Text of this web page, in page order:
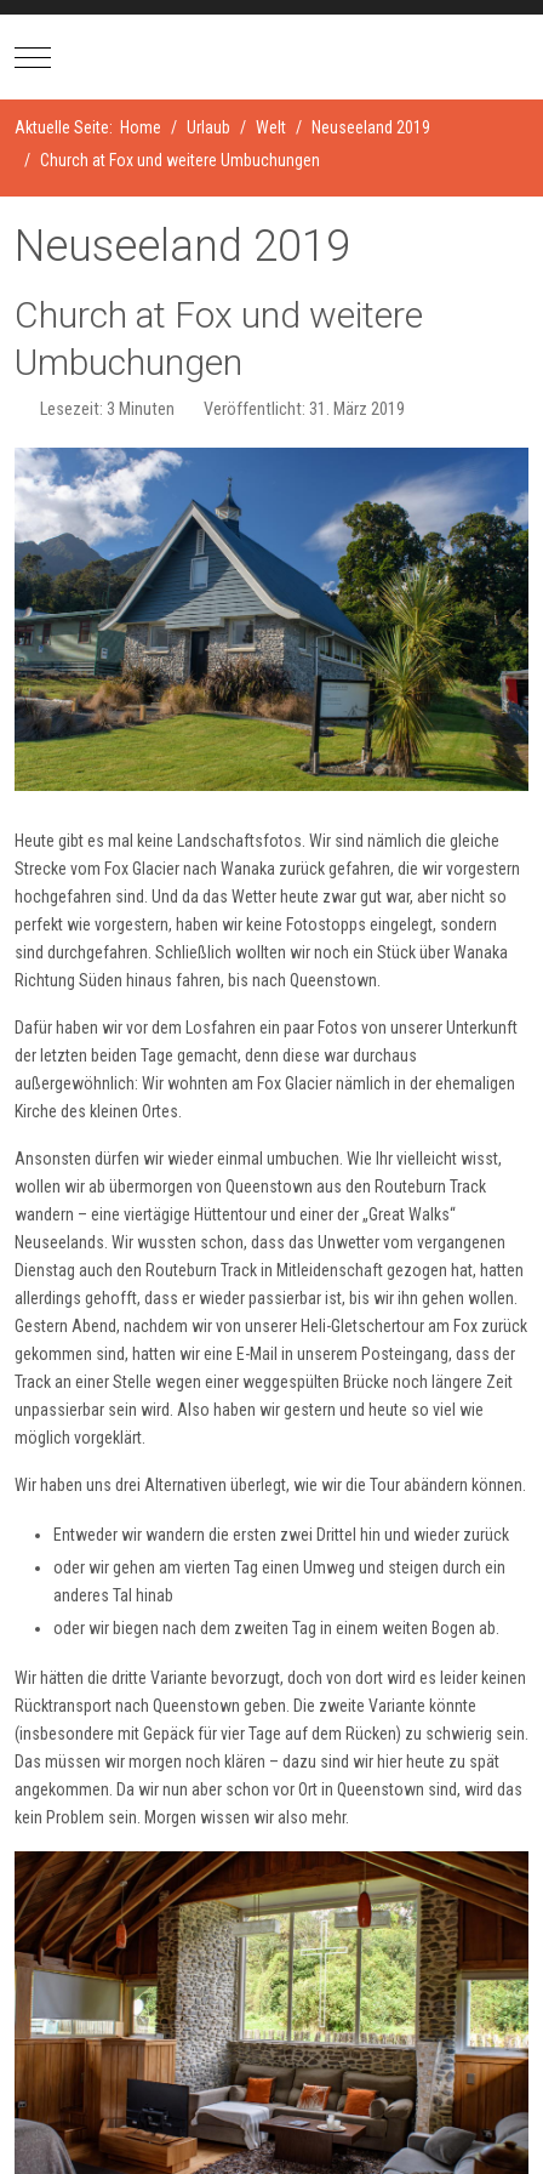
Mobile Menu Toggle
Aktuelle Seite: Home Urlaub Welt
Neuseeland 2019
Church at Fox und weitere Umbuchungen
Neuseeland 2019
Church at Fox und weitere
Umbuchungen
Lesezeit: 3 Minuten Veröffentlicht: 31. März 2019
Heute gibt es mal keine Landschaftsfotos. Wir sind nämlich die gleiche
Strecke vom Fox Glacier nach Wanaka zurück gefahren, die wir vorgestern
hochgefahren sind. Und da das Wetter heute zwar gut war, aber nicht so
perfekt wie vorgestern, haben wir keine Fotostopps eingelegt, sondern
sind durchgefahren. Schließlich wollten wir noch ein Stück über Wanaka
Richtung Süden hinaus fahren, bis nach Queenstown.
Dafür haben wir vor dem Losfahren ein paar Fotos von unserer Unterkunft
der letzten beiden Tage gemacht, denn diese war durchaus
außergewöhnlich: Wir wohnten am Fox Glacier nämlich in der ehemaligen
Kirche des kleinen Ortes.
Ansonsten dürfen wir wieder einmal umbuchen. Wie Ihr vielleicht wisst,
wollen wir ab übermorgen von Queenstown aus den Routeburn Track
wandern – eine viertägige Hüttentour und einer der „Great Walks“
Neuseelands. Wir wussten schon, dass das Unwetter vom vergangenen
Dienstag auch den Routeburn Track in Mitleidenschaft gezogen hat, hatten
allerdings gehofft, dass er wieder passierbar ist, bis wir ihn gehen wollen.
Gestern Abend, nachdem wir von unserer Heli-Gletschertour am Fox zurück
gekommen sind, hatten wir eine E-Mail in unserem Posteingang, dass der
Track an einer Stelle wegen einer weggespülten Brücke noch längere Zeit
unpassierbar sein wird. Also haben wir gestern und heute so viel wie
möglich vorgeklärt.
Wir haben uns drei Alternativen überlegt, wie wir die Tour abändern können.
Entweder wir wandern die ersten zwei Drittel hin und wieder zurück
oder wir gehen am vierten Tag einen Umweg und steigen durch ein
anderes Tal hinab
oder wir biegen nach dem zweiten Tag in einem weiten Bogen ab.
Wir hätten die dritte Variante bevorzugt, doch von dort wird es leider keinen
Rücktransport nach Queenstown geben. Die zweite Variante könnte
(insbesondere mit Gepäck für vier Tage auf dem Rücken) zu schwierig sein.
Das müssen wir morgen noch klären – dazu sind wir hier heute zu spät
angekommen. Da wir nun aber schon vor Ort in Queenstown sind, wird das
kein Problem sein. Morgen wissen wir also mehr.